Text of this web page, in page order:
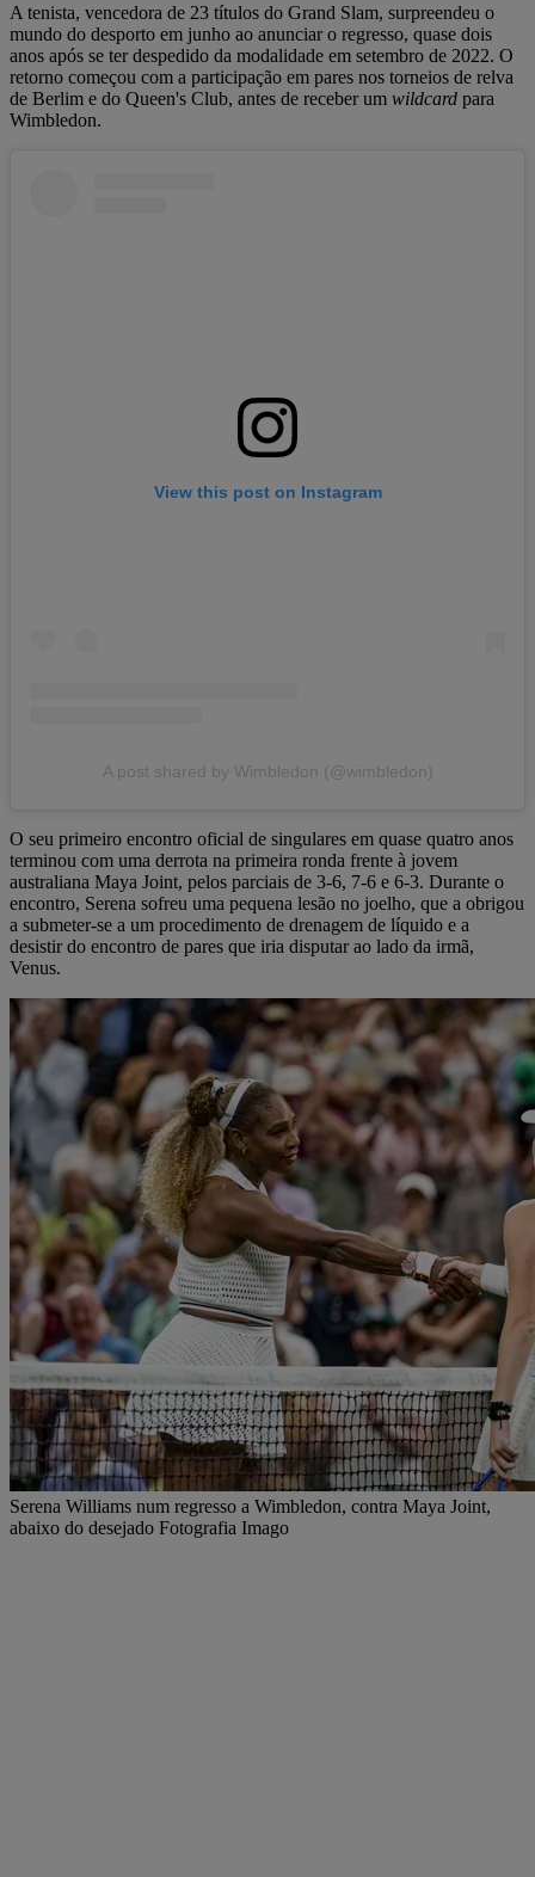
A tenista, vencedora de 23 títulos do Grand Slam, surpreendeu o
mundo do desporto em junho ao anunciar o regresso, quase dois
anos após se ter despedido da modalidade em setembro de 2022. O
retorno começou com a participação em pares nos torneios de relva
de Berlim e do Queen's Club, antes de receber um wildcard para
Wimbledon.
View this post on Instagram
A post shared by Wimbledon (@wimbledon)
O seu primeiro encontro oficial de singulares em quase quatro anos
terminou com uma derrota na primeira ronda frente à jovem
australiana Maya Joint, pelos parciais de 3-6, 7-6 e 6-3. Durante o
encontro, Serena sofreu uma pequena lesão no joelho, que a obrigou
a submeter-se a um procedimento de drenagem de líquido e a
desistir do encontro de pares que iria disputar ao lado da irmã,
Venus.
Serena Williams num regresso a Wimbledon, contra Maya Joint,
abaixo do desejado Fotografia Imago